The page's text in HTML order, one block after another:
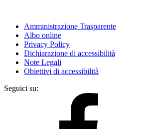
Amministrazione Trasparente
Albo online
Privacy Policy
Dichiarazione di accessibilità
Note Legali
Obiettivi di accessibilità
Seguici su: